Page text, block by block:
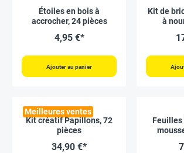
Étoiles en bois à
accrocher, 24 pièces
4,95 €*
Ajouter au panier
Kit de
à
Meilleures ventes
Kit créatif Papillons, 72
pièces
34,90 €*
Feuilles